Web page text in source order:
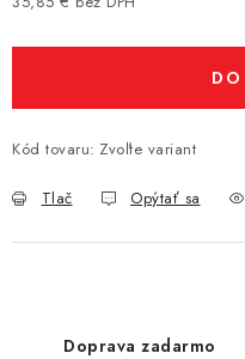
Kód tovaru: Zvoľte variant
Tlač Opýtať sa
Doprava zadarmo